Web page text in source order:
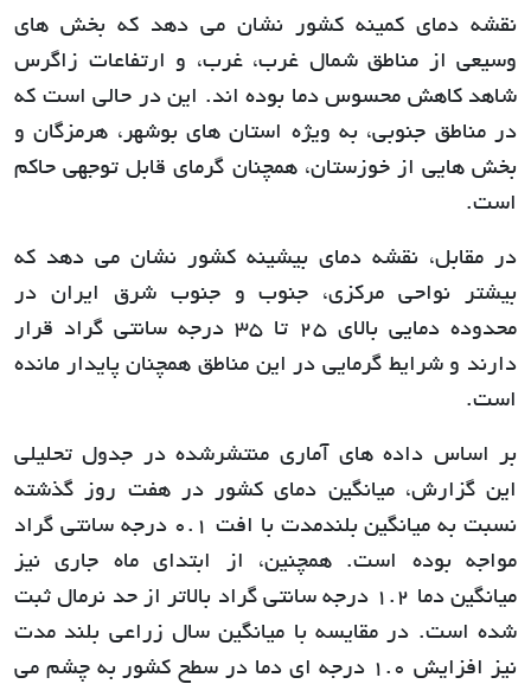
نقشه دمای کمینه کشور نشان می دهد که بخش های
وسیعی از مناطق شمال غرب، غرب، و ارتفاعات زاگرس
شاهد کاهش محسوس دما بوده اند. این در حالی است که
در مناطق جنوبی، به ویژه استان های بوشهر، هرمزگان و
بخش هایی از خوزستان، همچنان گرمای قابل توجهی حاکم
است.
در مقابل، نقشه دمای بیشینه کشور نشان می دهد که
بیشتر نواحی مرکزی، جنوب و جنوب شرق ایران در
محدوده دمایی بالای 25 تا 35 درجه سانتی گراد قرار
دارند و شرایط گرمایی در این مناطق همچنان پایدار مانده
است.
بر اساس داده های آماری منتشرشده در جدول تحلیلی
این گزارش، میانگین دمای کشور در هفت روز گذشته
نسبت به میانگین بلندمدت با افت 0.1 درجه سانتی گراد
مواجه بوده است. همچنین، از ابتدای ماه جاری نیز
میانگین دما 1.2 درجه سانتی گراد بالاتر از حد نرمال ثبت
شده است. در مقایسه با میانگین سال زراعی بلند مدت
نیز افزایش 1.0 درجه ای دما در سطح کشور به چشم می